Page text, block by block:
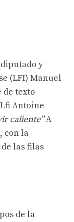
y
(LFI) Manuel
de texto
Antoine
caliente”A
con la
las filas
de la